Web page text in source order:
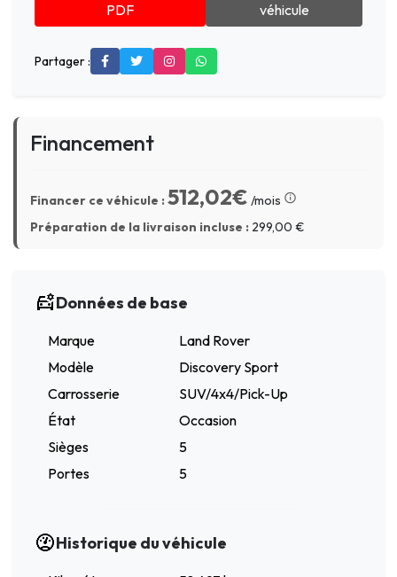
PDF
véhicule
Partager :
Financement
Financer ce véhicule :512,02€ /mois
Préparation de la livraison incluse : 299,00 €
Données de base
Marque
Land Rover
Modèle
Discovery Sport
Carrosserie
SUV/4x4/Pick-Up
État
Occasion
Sièges
5
Portes
5
Historique du véhicule